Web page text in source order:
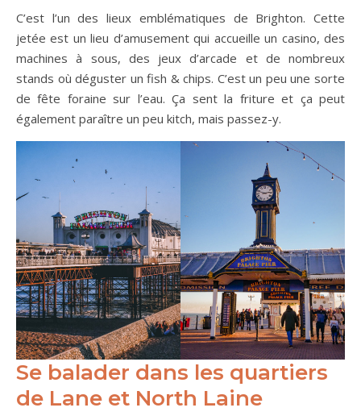
C’est l’un des lieux emblématiques de Brighton. Cette
jetée est un lieu d’amusement qui accueille un casino, des
machines à sous, des jeux d’arcade et de nombreux
stands où déguster un fish & chips. C’est un peu une sorte
de fête foraine sur l’eau. Ça sent la friture et ça peut
également paraître un peu kitch, mais passez-y.
Se balader dans les quartiers
de Lane et North Laine